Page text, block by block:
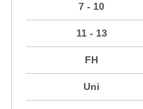
7 - 10
11 - 13
FH
Uni